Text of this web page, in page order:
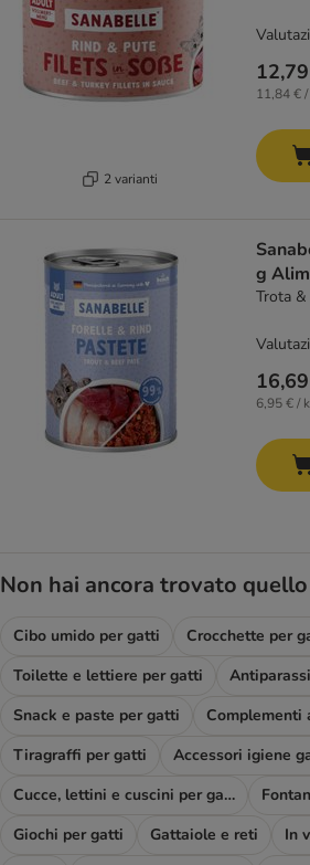
2 varianti
11,84 €
g
Trota &
6,95 € /
Non hai ancora trovato quello
Cibo umido per gatti
Crocchette per
Toilette e lettiere per gatti
Snack e paste per gatti
Tiragraffi per gatti
Accessori igiene
Cucce, lettini e cuscini per gatti
Giochi per gatti
Gattaiole e reti
In